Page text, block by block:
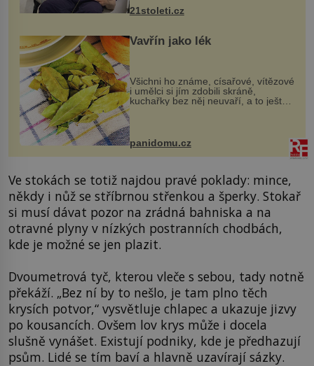
k dostatečně přesnému zacílení ...
21stoleti.cz
Vavřín jako lék
Všichni ho známe, císařové, vítězové
i umělci si jím zdobili skráně,
kuchařky bez něj neuvaří, a to ještě
nevíte, že bobkový list může výrazně
zmírnit některé naše neduhy.
Obsahuje v malém množství ně...
panidomu.cz
Ve stokách se totiž najdou pravé poklady: mince,
někdy i nůž se stříbrnou střenkou a šperky. Stokař
si musí dávat pozor na zrádná bahniska a na
otravné plyny v nízkých postranních chodbách,
kde je možné se jen plazit.
Dvoumetrová tyč, kterou vleče s sebou, tady notně
překáží. „Bez ní by to nešlo, je tam plno těch
krysích potvor,“ vysvětluje chlapec a ukazuje jizvy
po kousancích. Ovšem lov krys může i docela
slušně vynášet. Existují podniky, kde je předhazují
psům. Lidé se tím baví a hlavně uzavírají sázky.